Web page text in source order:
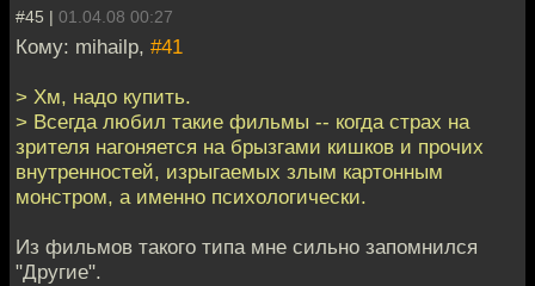
#45 | 01.04.08 00:27
Кому: mihailp, #41
> Хм, надо купить.
> Всегда любил такие фильмы -- когда страх на
зрителя нагоняется на брызгами кишков и прочих
внутренностей, изрыгаемых злым картонным
монстром, а именно психологически.
Из фильмов такого типа мне сильно запомнился
"Другие".